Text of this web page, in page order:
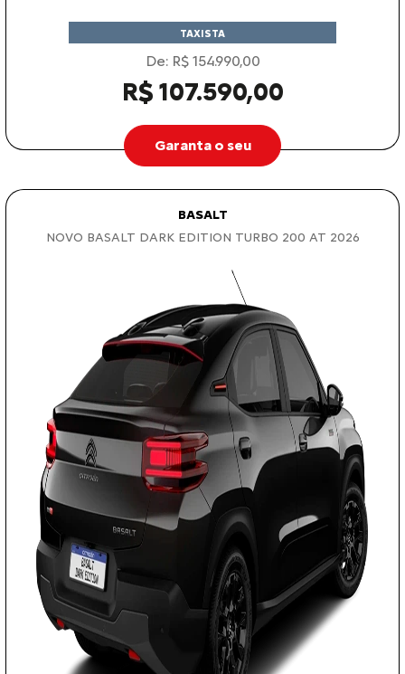
TAXISTA
De: R$ 154.990,00
R$ 107.590,00
Garanta o seu
BASALT
NOVO BASALT DARK EDITION TURBO 200 AT 2026